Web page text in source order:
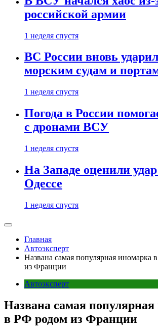
российской армии
1 неделя спустя
ВС России вновь
морским судам и
1 неделя спустя
Погода в России
с дронами ВСУ
1 неделя спустя
На Западе оценили
Одессе
1 неделя спустя
Главная
Автоэксперт
Названа самая популярная иномарка
из Франции
Автоэксперт
Названа самая
в РФ родом из Франции